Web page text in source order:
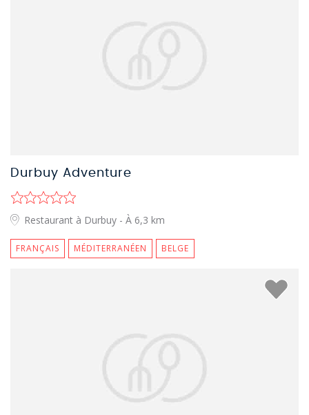
Durbuy Adventure
Restaurant à Durbuy - À 6,3 km
FRANÇAIS MÉDITERRANÉEN BELGE